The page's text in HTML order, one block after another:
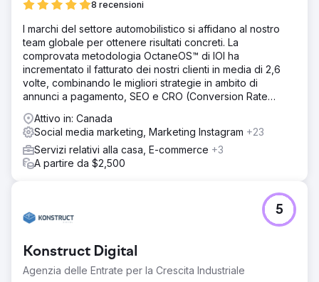
Vai alla pagina agenzia
8 recensioni
I marchi del settore automobilistico si affidano al nostro
team globale per ottenere risultati concreti. La
comprovata metodologia OctaneOS™ di IOI ha
incrementato il fatturato dei nostri clienti in media di 2,6
volte, combinando le migliori strategie in ambito di
annunci a pagamento, SEO e CRO (Conversion Rate
Attivo in: Canada
Social media marketing, Marketing Instagram +23
Servizi relativi alla casa, E-commerce +3
A partire da $2,500
Konstruct Digital
Agenzia delle Entrate per la Crescita Industriale
5